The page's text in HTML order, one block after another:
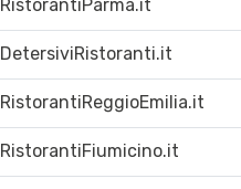
RistorantiParma.it
DetersiviRistoranti.it
RistorantiReggioEmilia.it
RistorantiFiumicino.it